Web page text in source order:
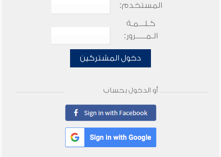
المستخدم:
كـلـــمـة
الـمـــــرور:
دخول المشتركين
أو الدخول بحساب